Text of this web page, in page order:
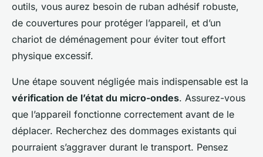
outils, vous aurez besoin de ruban adhésif robuste,
de couvertures pour protéger l’appareil, et d’un
chariot de déménagement pour éviter tout effort
physique excessif.
Une étape souvent négligée mais indispensable est la
vérification de l’état du micro-ondes. Assurez-vous
que l’appareil fonctionne correctement avant de le
déplacer. Recherchez des dommages existants qui
pourraient s’aggraver durant le transport. Pensez